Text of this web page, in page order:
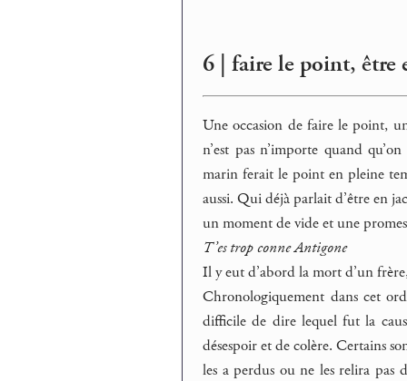
6 | faire le point, être
Une occasion de faire le point,
n’est pas n’importe quand
marin ferait le point en pleine
aussi. Qui déjà parlait d’être en
un moment de vide et une
T’es trop conne Antigone
Il y eut d’abord la mort d’un
Chronologiquement dans cet
difficile de dire lequel fut la
désespoir et de colère. Certains
les a perdus ou ne les relira pas